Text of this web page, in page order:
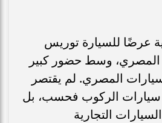
عرضًا للسيارة توريس
المصري، وسط حضور كبير
المصري. لم يقتصر
الركوب فحسب، بل
التجارية